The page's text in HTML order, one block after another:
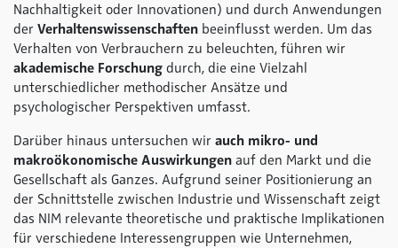
Nachhaltigkeit oder Innovationen) und durch Anwendungen
der Verhaltenswissenschaften beeinflusst werden. Um das
Verhalten von Verbrauchern zu beleuchten, führen wir
akademische Forschung durch, die eine Vielzahl
unterschiedlicher methodischer Ansätze und
psychologischer Perspektiven umfasst.
Darüber hinaus untersuchen wir auch mikro- und
makroökonomische Auswirkungen auf den Markt und die
Gesellschaft als Ganzes. Aufgrund seiner Positionierung an
der Schnittstelle zwischen Industrie und Wissenschaft zeigt
das NIM relevante theoretische und praktische Implikationen
für verschiedene Interessengruppen wie Unternehmen,